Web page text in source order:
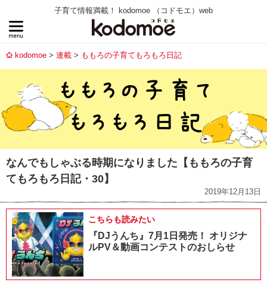
子育て情報満載！ kodomoe （コドモエ）web
kodomoe 連載 ももろの子育てもろもろ日記
なんでもしゃぶる時期になりました【ももろの子育
てもろもろ日記・30】
2019年12月13日
こちらも読みたい
『DJうんち』7月1日発売！ オリジナ
ルPV＆動画コンテストのおしらせ